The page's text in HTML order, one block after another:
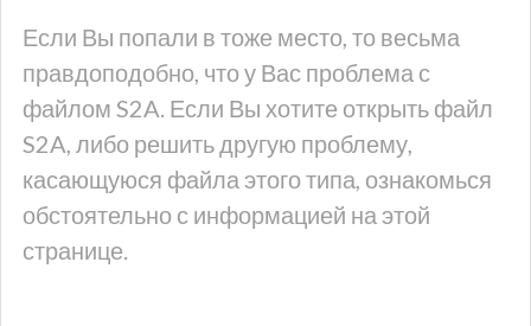
Если Вы попали в тоже место, то весьма
правдоподобно, что у Вас проблема с
файлом S2A. Если Вы хотите открыть файл
S2A, либо решить другую проблему,
касающуюся файла этого типа, ознакомься
обстоятельно с информацией на этой
странице.